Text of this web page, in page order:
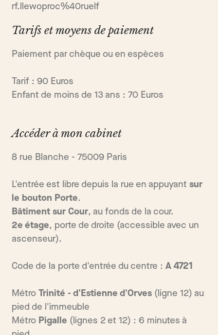
rf.llewoproc%40ruelf
Tarifs et moyens de paiement
Paiement par chèque ou en espèces
Tarif : 90 Euros
Enfant de moins de 13 ans : 70 Euros
Accéder à mon cabinet
8 rue Blanche - 75009 Paris
L'entrée est libre depuis la rue en appuyant sur
le bouton Porte.
Bâtiment sur Cour, au fonds de la cour.
2e étage, porte de droite (accessible avec un
ascenseur).
Code de la porte d'entrée du centre : A 4721
Métro Trinité - d'Estienne d'Orves (ligne 12) au
pied de l'immeuble
Métro Pigalle (lignes 2 et 12) : 6 minutes à